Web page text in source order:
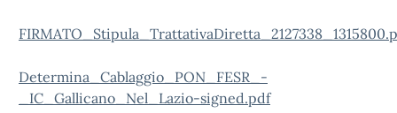
Determina_Cablaggio_PON_FESR_-
_IC_Gallicano_Nel_Lazio-signed.pdf